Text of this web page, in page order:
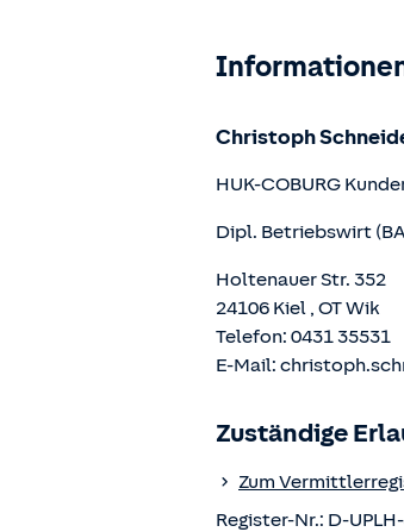
Christoph
HUK-COBURG
Dipl. Betriebswirt
Holtenauer Str. 352
24106 Kiel , OTWik
Telefon: 0431 35531
E-Mail:
Zuständige
Zum
Register-Nr.: D-